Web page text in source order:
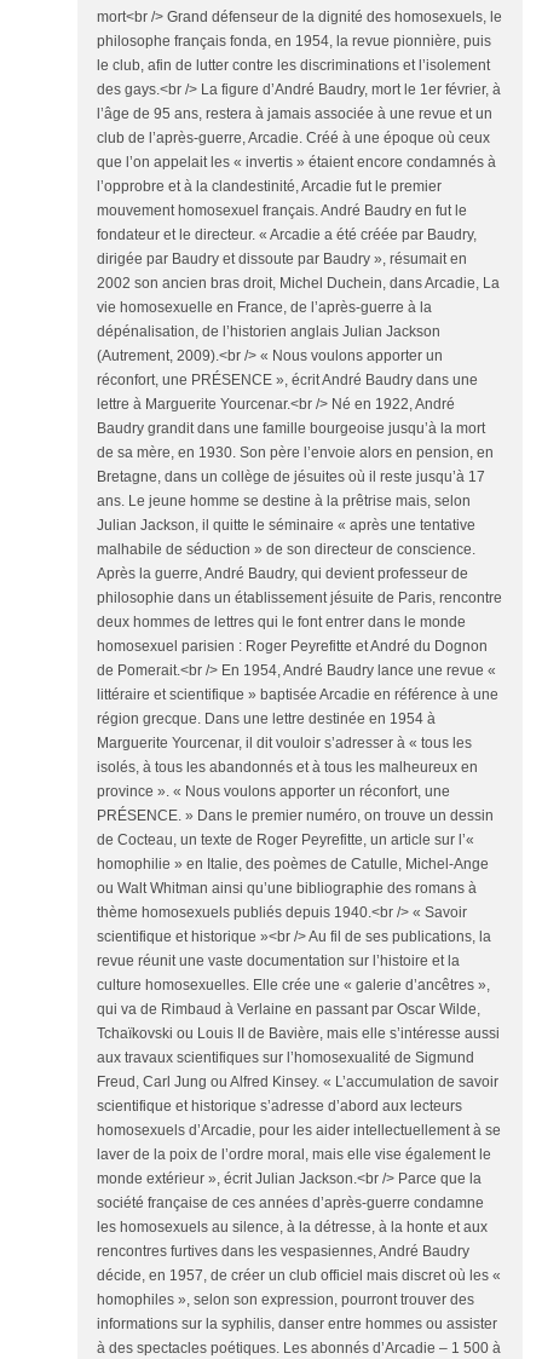
mort<br /> Grand défenseur de la dignité des homosexuels, le
philosophe français fonda, en 1954, la revue pionnière, puis
le club, afin de lutter contre les discriminations et l’isolement
des gays.<br /> La figure d’André Baudry, mort le 1er février, à
l’âge de 95 ans, restera à jamais associée à une revue et un
club de l’après-guerre, Arcadie. Créé à une époque où ceux
que l’on appelait les « invertis » étaient encore condamnés à
l’opprobre et à la clandestinité, Arcadie fut le premier
mouvement homosexuel français. André Baudry en fut le
fondateur et le directeur. « Arcadie a été créée par Baudry,
dirigée par Baudry et dissoute par Baudry », résumait en
2002 son ancien bras droit, Michel Duchein, dans Arcadie, La
vie homosexuelle en France, de l’après-guerre à la
dépénalisation, de l’historien anglais Julian Jackson
(Autrement, 2009).<br /> « Nous voulons apporter un
réconfort, une PRÉSENCE », écrit André Baudry dans une
lettre à Marguerite Yourcenar.<br /> Né en 1922, André
Baudry grandit dans une famille bourgeoise jusqu’à la mort
de sa mère, en 1930. Son père l’envoie alors en pension, en
Bretagne, dans un collège de jésuites où il reste jusqu’à 17
ans. Le jeune homme se destine à la prêtrise mais, selon
Julian Jackson, il quitte le séminaire « après une tentative
malhabile de séduction » de son directeur de conscience.
Après la guerre, André Baudry, qui devient professeur de
philosophie dans un établissement jésuite de Paris, rencontre
deux hommes de lettres qui le font entrer dans le monde
homosexuel parisien : Roger Peyrefitte et André du Dognon
de Pomerait.<br /> En 1954, André Baudry lance une revue «
littéraire et scientifique » baptisée Arcadie en référence à une
région grecque. Dans une lettre destinée en 1954 à
Marguerite Yourcenar, il dit vouloir s’adresser à « tous les
isolés, à tous les abandonnés et à tous les malheureux en
province ». « Nous voulons apporter un réconfort, une
PRÉSENCE. » Dans le premier numéro, on trouve un dessin
de Cocteau, un texte de Roger Peyrefitte, un article sur l’«
homophilie » en Italie, des poèmes de Catulle, Michel-Ange
ou Walt Whitman ainsi qu’une bibliographie des romans à
thème homosexuels publiés depuis 1940.<br /> « Savoir
scientifique et historique »<br /> Au fil de ses publications, la
revue réunit une vaste documentation sur l’histoire et la
culture homosexuelles. Elle crée une « galerie d’ancêtres »,
qui va de Rimbaud à Verlaine en passant par Oscar Wilde,
Tchaïkovski ou Louis II de Bavière, mais elle s’intéresse aussi
aux travaux scientifiques sur l’homosexualité de Sigmund
Freud, Carl Jung ou Alfred Kinsey. « L’accumulation de savoir
scientifique et historique s’adresse d’abord aux lecteurs
homosexuels d’Arcadie, pour les aider intellectuellement à se
laver de la poix de l’ordre moral, mais elle vise également le
monde extérieur », écrit Julian Jackson.<br /> Parce que la
société française de ces années d’après-guerre condamne
les homosexuels au silence, à la détresse, à la honte et aux
rencontres furtives dans les vespasiennes, André Baudry
décide, en 1957, de créer un club officiel mais discret où les «
homophiles », selon son expression, pourront trouver des
informations sur la syphilis, danser entre hommes ou assister
à des spectacles poétiques. Les abonnés d’Arcadie – 1 500 à